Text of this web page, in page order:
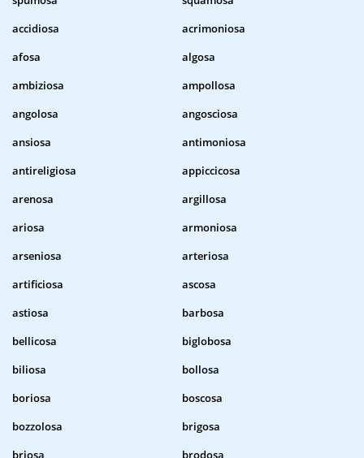
accidiosa
acrimoniosa
afosa
algosa
ambiziosa
ampollosa
angolosa
angosciosa
ansiosa
antimoniosa
antireligiosa
appiccicosa
arenosa
argillosa
ariosa
armoniosa
arseniosa
arteriosa
artificiosa
ascosa
astiosa
barbosa
bellicosa
biglobosa
biliosa
bollosa
boriosa
boscosa
bozzolosa
brigosa
briosa
brodosa